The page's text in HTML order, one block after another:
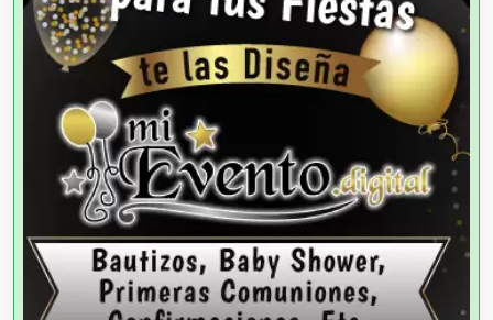
Agencias de Cobranza
Agencias de Colocación
Agencias de Modelos
Agencias de Publicidad